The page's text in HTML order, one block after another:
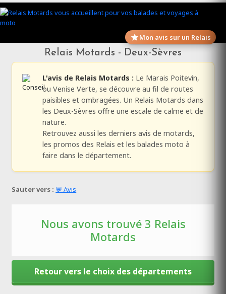
Mon avis sur un Relais
Relais Motards - Deux-Sèvres
L'avis de Relais Motards : Le Marais Poitevin,
ou Venise Verte, se découvre au fil de routes
paisibles et ombragées. Un Relais Motards dans
les Deux-Sèvres offre une escale de calme et de
nature.
Retrouvez aussi les derniers avis de motards,
les promos des Relais et les balades moto à
faire dans le département.
Sauter vers : 💬 Avis
Nous avons trouvé 3 Relais
Motards
Retour vers le choix des départements